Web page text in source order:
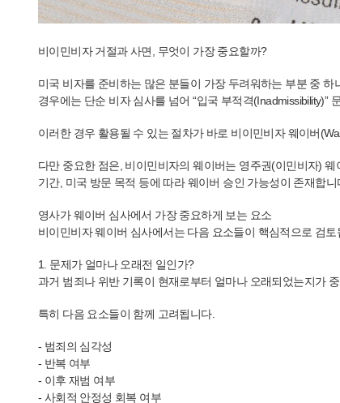
비이민비자 거절과 사면, 무엇이 가장 중요할까?
미국 비자를 준비하는 많은 분들이 가장 두려워하는 부분 중
경우에는 단순 비자 심사를 넘어 “입국 부적격(Inadmissibility)”
이러한 경우 활용될 수 있는 절차가 바로 비이민비자 웨이버
다만 중요한 점은, 비이민비자의 웨이버는 영주권(이민비자)
기간, 미국 방문 목적 등에 따라 웨이버 승인 가능성이 존재합니
영사가 웨이버 심사에서 가장 중요하게 보는 요소
비이민비자 웨이버 심사에서는 다음 요소들이 핵심적으로 검토
1. 문제가 얼마나 오래전 일인가?
과거 범죄나 위반 기록이 현재로부터 얼마나 오래되었는지가
특히 다음 요소들이 함께 고려됩니다.
- 범죄의 심각성
- 반복 여부
- 이후 재범 여부
- 사회적 안정성 회복 여부